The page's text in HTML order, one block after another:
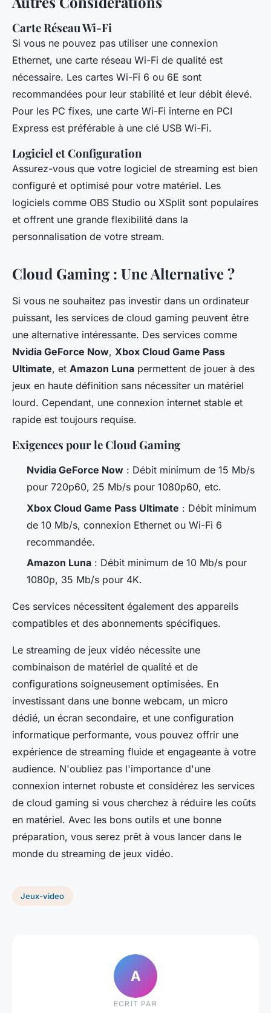
Carte Réseau Wi-Fi
Si vous ne pouvez pas utiliser une connexion
Ethernet, une carte réseau Wi-Fi de qualité est
nécessaire. Les cartes Wi-Fi 6 ou 6E sont
recommandées pour leur stabilité et leur débit élevé.
Pour les PC fixes, une carte Wi-Fi interne en PCI
Express est préférable à une clé USB Wi-Fi.
Logiciel et Configuration
Assurez-vous que votre logiciel de streaming est bien
configuré et optimisé pour votre matériel. Les
logiciels comme OBS Studio ou XSplit sont populaires
et offrent une grande flexibilité dans la
personnalisation de votre stream.
Cloud Gaming : Une Alternative ?
Si vous ne souhaitez pas investir dans un ordinateur
puissant, les services de cloud gaming peuvent être
une alternative intéressante. Des services comme
Nvidia GeForce Now, Xbox Cloud Game Pass
Ultimate, et Amazon Luna permettent de jouer à des
jeux en haute définition sans nécessiter un matériel
lourd. Cependant, une connexion internet stable et
rapide est toujours requise.
Exigences pour le Cloud Gaming
Nvidia GeForce Now : Débit minimum de 15 Mb/s
pour 720p60, 25 Mb/s pour 1080p60, etc.
Xbox Cloud Game Pass Ultimate : Débit minimum
de 10 Mb/s, connexion Ethernet ou Wi-Fi 6
recommandée.
Amazon Luna : Débit minimum de 10 Mb/s pour
1080p, 35 Mb/s pour 4K.
Ces services nécessitent également des appareils
compatibles et des abonnements spécifiques.
Le streaming de jeux vidéo nécessite une
combinaison de matériel de qualité et de
configurations soigneusement optimisées. En
investissant dans une bonne webcam, un micro
dédié, un écran secondaire, et une configuration
informatique performante, vous pouvez offrir une
expérience de streaming fluide et engageante à votre
audience. N'oubliez pas l'importance d'une
connexion internet robuste et considérez les services
de cloud gaming si vous cherchez à réduire les coûts
en matériel. Avec les bons outils et une bonne
préparation, vous serez prêt à vous lancer dans le
monde du streaming de jeux vidéo.
Jeux-video
A
ECRIT PAR